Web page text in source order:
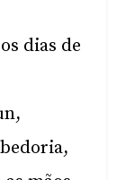
dias de